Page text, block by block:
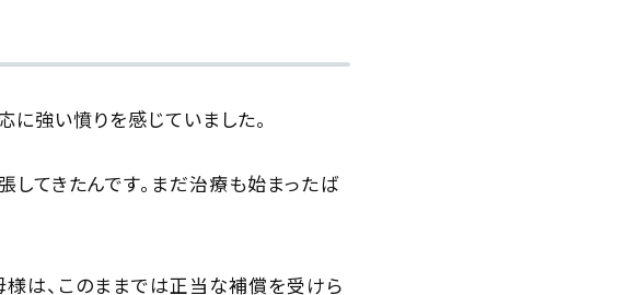
強い憤りを感じていました。
してきたんです。まだ治療も始まったば
は、このままでは正当な補償を受けら